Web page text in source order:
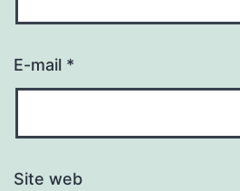
E-mail *
Site web